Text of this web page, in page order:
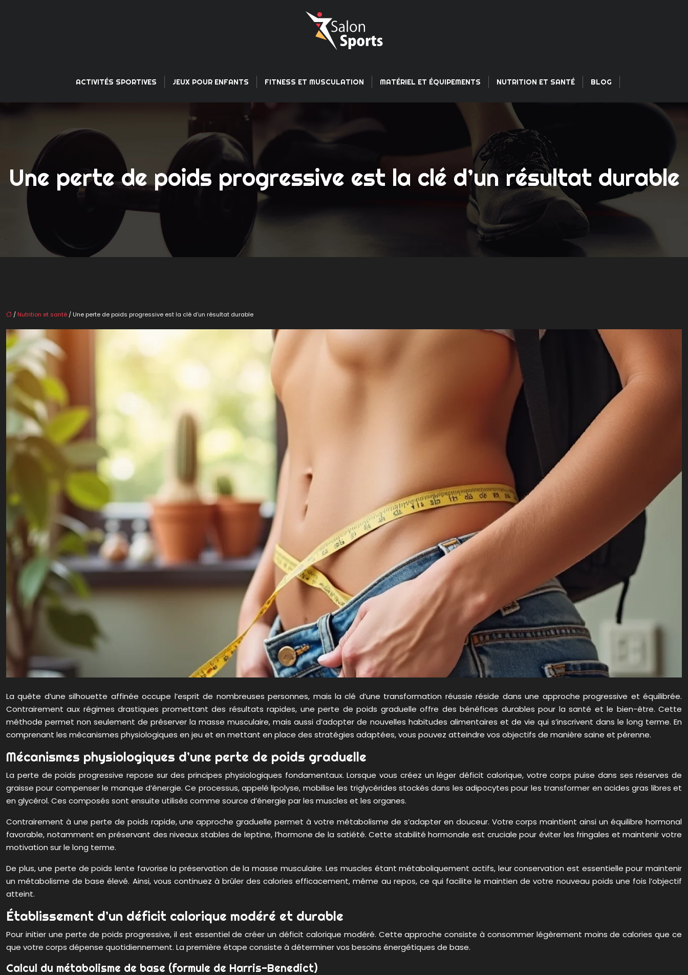
ACTIVITÉS SPORTIVES JEUX POUR ENFANTS FITNESS ET MUSCULATION MATÉRIEL ET ÉQUIPEMENTS NUTRITION ET SANTÉ BLOG
Une perte de poids progressive est la clé d’un résultat durable
/ Nutrition et santé / Une perte de poids progressive est la clé d’un résultat durable
La quête d’une silhouette affinée occupe l’esprit de nombreuses personnes, mais la clé d’une transformation réussie réside dans une approche progressive et équilibrée.
Contrairement aux régimes drastiques promettant des résultats rapides, une perte de poids graduelle offre des bénéfices durables pour la santé et le bien-être. Cette
méthode permet non seulement de préserver la masse musculaire, mais aussi d’adopter de nouvelles habitudes alimentaires et de vie qui s’inscrivent dans le long terme. En
comprenant les mécanismes physiologiques en jeu et en mettant en place des stratégies adaptées, vous pouvez atteindre vos objectifs de manière saine et pérenne.
Mécanismes physiologiques d’une perte de poids graduelle
La perte de poids progressive repose sur des principes physiologiques fondamentaux. Lorsque vous créez un léger déficit calorique, votre corps puise dans ses réserves de
graisse pour compenser le manque d’énergie. Ce processus, appelé lipolyse, mobilise les triglycérides stockés dans les adipocytes pour les transformer en acides gras libres et
en glycérol. Ces composés sont ensuite utilisés comme source d’énergie par les muscles et les organes.
Contrairement à une perte de poids rapide, une approche graduelle permet à votre métabolisme de s’adapter en douceur. Votre corps maintient ainsi un équilibre hormonal
favorable, notamment en préservant des niveaux stables de leptine, l’hormone de la satiété. Cette stabilité hormonale est cruciale pour éviter les fringales et maintenir votre
motivation sur le long terme.
De plus, une perte de poids lente favorise la préservation de la masse musculaire. Les muscles étant métaboliquement actifs, leur conservation est essentielle pour maintenir
un métabolisme de base élevé. Ainsi, vous continuez à brûler des calories efficacement, même au repos, ce qui facilite le maintien de votre nouveau poids une fois l’objectif
atteint.
Établissement d’un déficit calorique modéré et durable
Pour initier une perte de poids progressive, il est essentiel de créer un déficit calorique modéré. Cette approche consiste à consommer légèrement moins de calories que ce
que votre corps dépense quotidiennement. La première étape consiste à déterminer vos besoins énergétiques de base.
Calcul du métabolisme de base (formule de Harris-Benedict)